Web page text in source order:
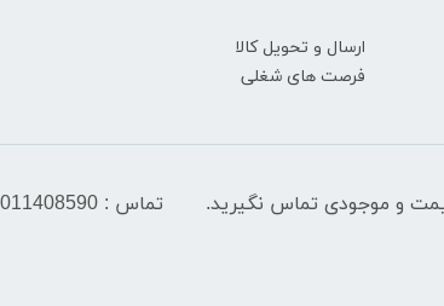
ارسال و تحویل کالا
فرصت های شغلی
تماس : 09011408590